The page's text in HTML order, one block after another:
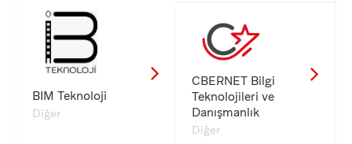
BIM Teknoloji
Diğer
CBERNET Bilgi
Teknolojileri ve
Danışmanlık
Diğer